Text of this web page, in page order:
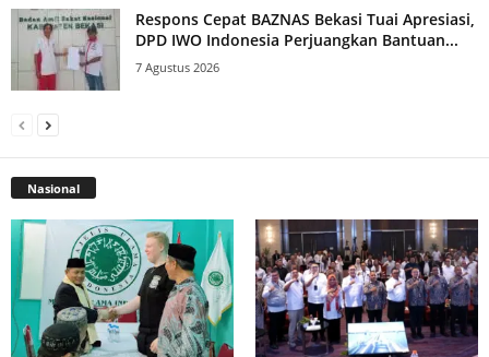
Respons Cepat BAZNAS Bekasi Tuai Apresiasi,
DPD IWO Indonesia Perjuangkan Bantuan...
7 Agustus 2026
Nasional